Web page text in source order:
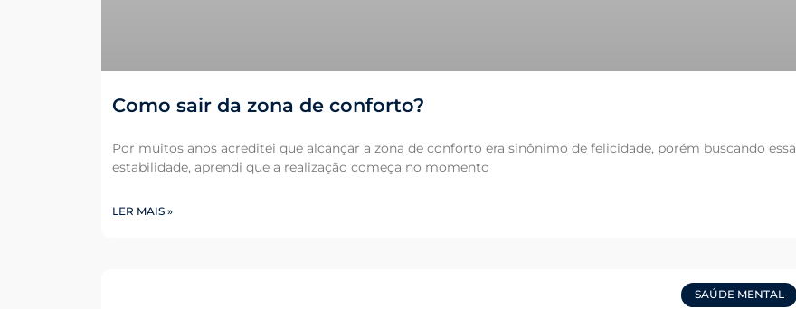
Como sair da zona de conforto?
Por muitos anos acreditei que alcançar a zona de conforto era sinônimo de felicidade, porém buscando essa
estabilidade, aprendi que a realização começa no momento
LER MAIS »
SAÚDE MENTAL